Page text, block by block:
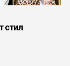
стил